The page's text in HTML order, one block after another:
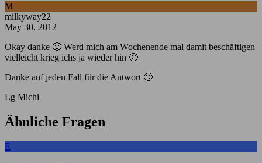
M
milkyway22
May 30, 2012
Okay danke 🙂 Werd mich am Wochenende mal damit beschäftigen
vielleicht krieg ichs ja wieder hin 🙂
Danke auf jeden Fall für die Antwort 🙂
Lg Michi
Ähnliche Fragen
E